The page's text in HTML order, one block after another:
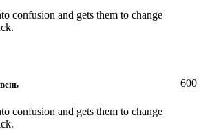
confusion and gets them to change
confusion and gets them to change
600